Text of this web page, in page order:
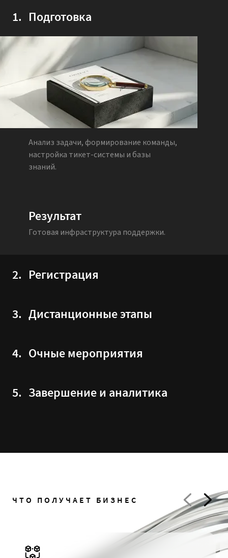
1. Подготовка
Анализ задачи, формирование команды,
настройка тикет-системы и базы
знаний.
Результат
Готовая инфраструктура поддержки.
2. Регистрация
3. Дистанционные этапы
4. Очные мероприятия
5. Завершение и аналитика
ЧТО ПОЛУЧАЕТ БИЗНЕС